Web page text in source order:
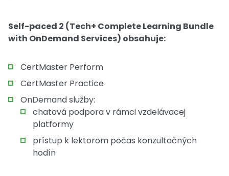
Self-paced 2 (Tech+ Complete Learning Bundle
with OnDemand Services) obsahuje:
CertMaster Perform
CertMaster Practice
OnDemand služby:
chatová podpora v rámci vzdelávacej
platformy
prístup k lektorom počas konzultačných
hodín